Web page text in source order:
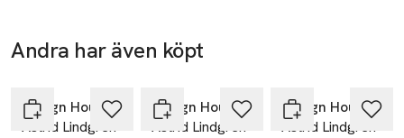
Lindgren AB.
Andra har även köpt
Design House Stockholm
Astrid Lindgren
Design House Stockholm
Astrid Lindgren
Design House Stockholm
Astrid Lindgren